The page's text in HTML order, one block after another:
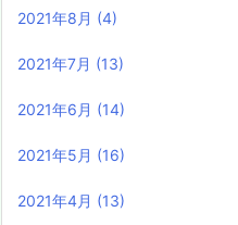
2021年8月 (4)
2021年7月 (13)
2021年6月 (14)
2021年5月 (16)
2021年4月 (13)